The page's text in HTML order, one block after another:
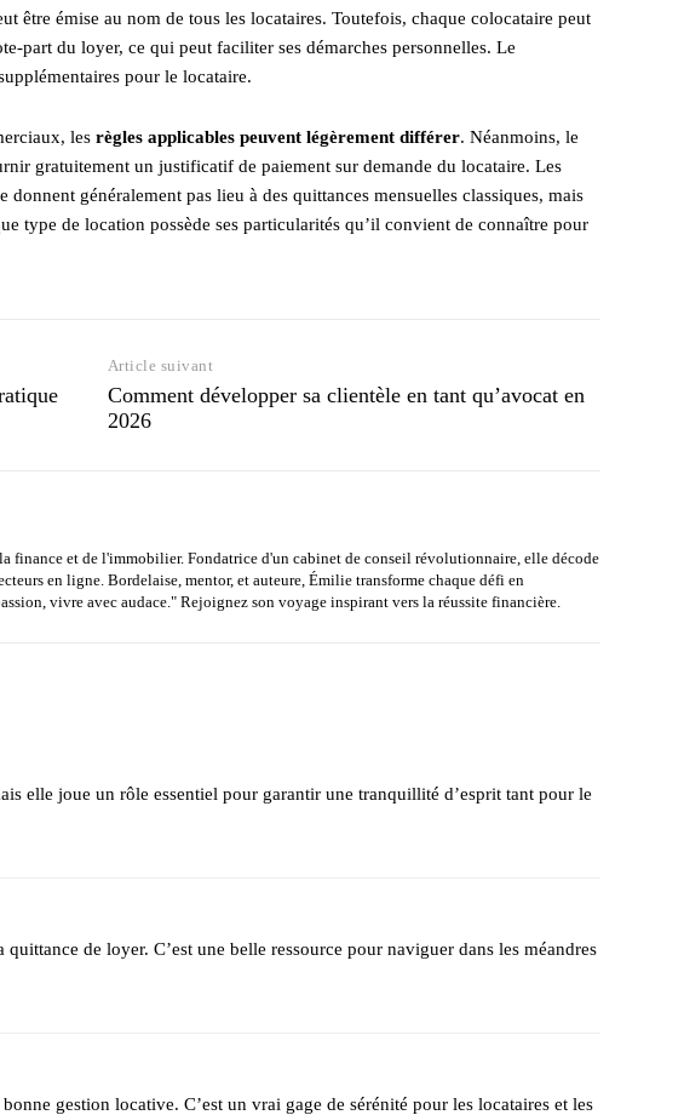
être émise au nom de tous les locataires. Toutefois, chaque colocataire peut
part du loyer, ce qui peut faciliter ses démarches personnelles. Le
pour le locataire.
les règles applicables peuvent légèrement différer. Néanmoins, le
gratuitement un justificatif de paiement sur demande du locataire. Les
généralement pas lieu à des quittances mensuelles classiques, mais
type de location possède ses particularités qu’il convient de connaître pour
Article suivant
Comment développer sa clientèle en tant qu’avocat en
2026
finance et de l'immobilier. Fondatrice d'un cabinet de conseil révolutionnaire, elle décode
en ligne. Bordelaise, mentor, et auteure, Émilie transforme chaque défi en
vivre avec audace." Rejoignez son voyage inspirant vers la réussite financière.
elle joue un rôle essentiel pour garantir une tranquillité d’esprit tant pour le
de loyer. C’est une belle ressource pour naviguer dans les méandres
gestion locative. C’est un vrai gage de sérénité pour les locataires et les